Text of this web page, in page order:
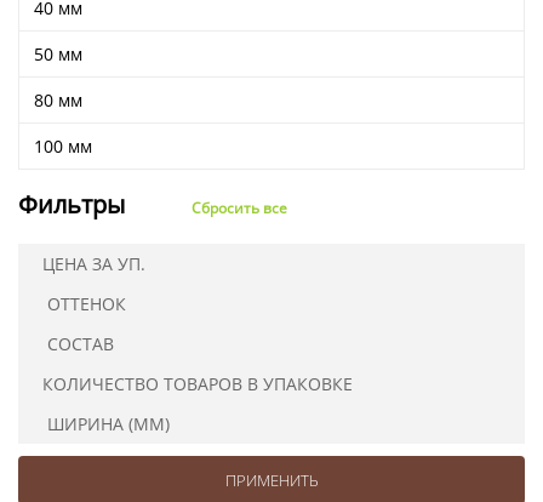
40 мм
50 мм
80 мм
100 мм
Фильтры Сбросить все
ЦЕНА ЗА УП.
ОТТЕНОК
СОСТАВ
КОЛИЧЕСТВО ТОВАРОВ В УПАКОВКЕ
ШИРИНА (ММ)
Ушковые
Цепочки шарики с замком
Ткани
Сумочная фурнитура